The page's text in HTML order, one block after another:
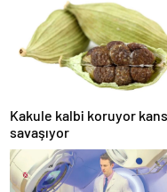
Kakule kalbi koruyor
savaşıyor